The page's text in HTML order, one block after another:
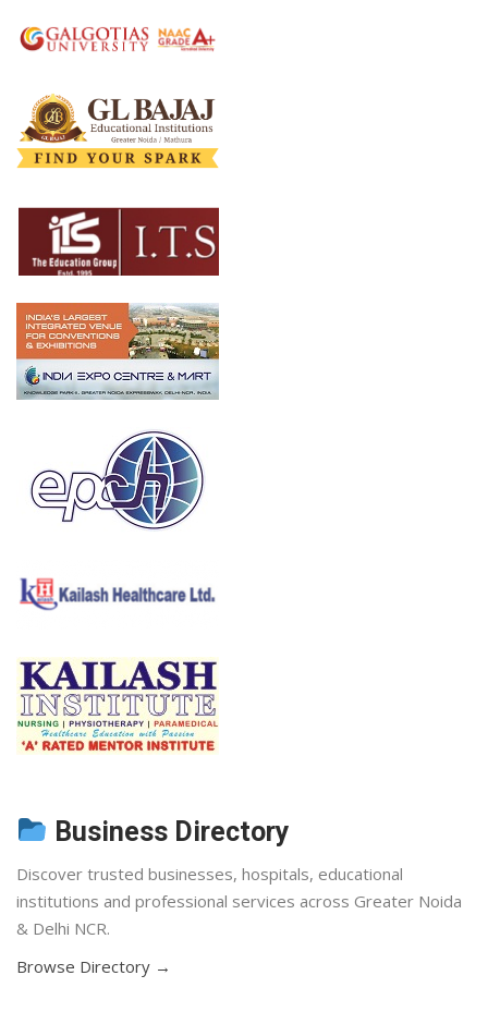
Business Directory
Discover trusted businesses, hospitals, educational
institutions and professional services across Greater Noida
& Delhi NCR.
Browse Directory →